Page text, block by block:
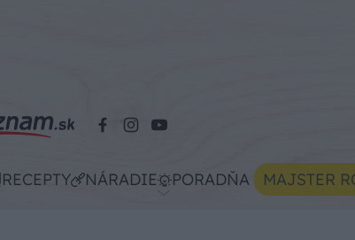
RECEPTY NÁRADIE PORADŇA MAJSTER